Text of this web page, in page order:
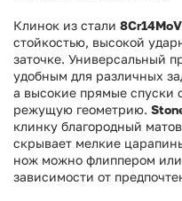
Клинок из стали 8Cr14MoV
стойкостью, высокой
заточке. Универсальный
удобным для различных
а высокие прямые спуски
режущую геометрию.
клинку благородный
скрывает мелкие
нож можно флиппером
зависимости от